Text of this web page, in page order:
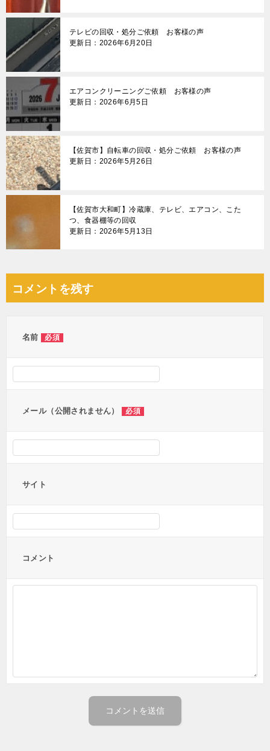
テレビの回収・処分ご依頼 お客様の声
更新日：2026年6月20日
エアコンクリーニングご依頼 お客様の声
更新日：2026年6月5日
【佐賀市】自転車の回収・処分ご依頼 お客様の声
更新日：2026年5月26日
【佐賀市大和町】冷蔵庫、テレビ、エアコン、こた
つ、食器棚等の回収
更新日：2026年5月13日
コメントを残す
名前 必須
メール（公開されません） 必須
サイト
コメント